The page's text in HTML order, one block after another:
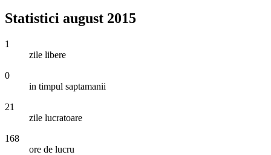
Statistici august 2015
1
zile libere
0
in timpul saptamanii
21
zile lucratoare
168
ore de lucru